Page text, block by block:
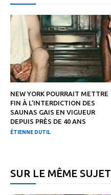
NEW YORK POURRAIT METTRE
FIN À L’INTERDICTION DES
SAUNAS GAIS EN VIGUEUR
DEPUIS PRÈS DE 40 ANS
ÉTIENNE DUTIL
SUR LE MÊME SUJET